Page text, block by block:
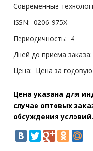
Современные
ISSN: 0206-975X
Периодичность: 4
Дней до приема заказа:
Цена: Цена за
Цена указана для
случае оптовых
обсуждения условий.